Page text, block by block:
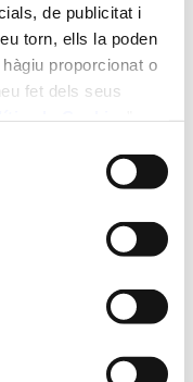
de publicitat i
torn, ells la poden
proporcionat o
fet dels seus
per adaptar el
de cada membre de
el model DISC i
és pràctic,
immediat en
Intermedis: Eines
per construir
a resultats. El
de Lencioni, oferint